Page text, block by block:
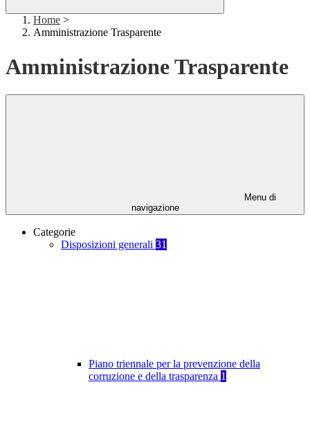
Home >
Amministrazione Trasparente
Amministrazione Trasparente
Menu di
navigazione
Categorie
Disposizioni generali 31
Piano triennale per la prevenzione della
corruzione e della trasparenza 1